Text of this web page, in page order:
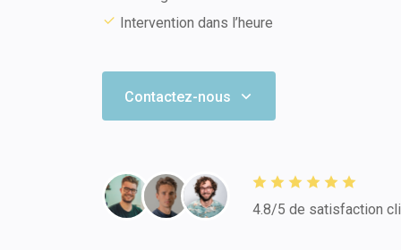
Intervention dans l’heure
Contactez-nous
4.8/5 de satisfaction